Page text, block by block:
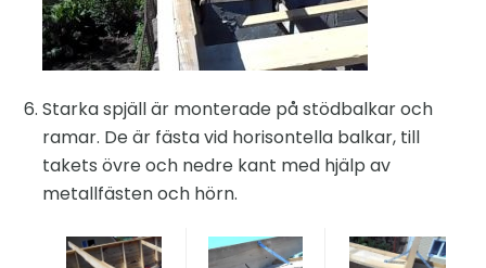
Starka spjäll är monterade på stödbalkar och
ramar. De är fästa vid horisontella balkar, till
takets övre och nedre kant med hjälp av
metallfästen och hörn.